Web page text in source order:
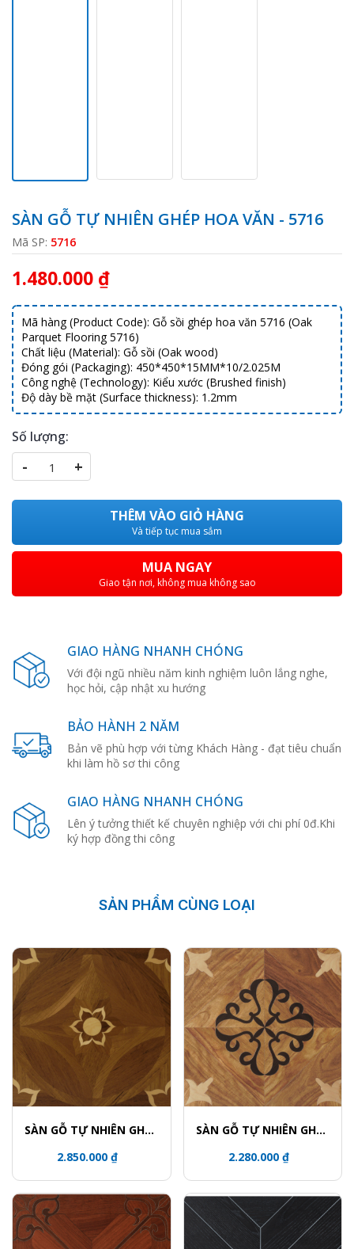
SÀN GỖ TỰ NHIÊN GHÉP HOA VĂN - 5716
Mã SP: 5716
1.480.000 ₫
Mã hàng (Product Code): Gỗ sồi ghép hoa văn 5716 (Oak
Parquet Flooring 5716)
Chất liệu (Material): Gỗ sồi (Oak wood)
Đóng gói (Packaging): 450*450*15MM*10/2.025M
Công nghệ (Technology): Kiểu xước (Brushed finish)
Độ dày bề mặt (Surface thickness): 1.2mm
Số lượng:
- +
THÊM VÀO GIỎ HÀNG
Và tiếp tục mua sắm
MUA NGAY
Giao tận nơi, không mua không sao
GIAO HÀNG NHANH CHÓNG
Với đội ngũ nhiều năm kinh nghiệm luôn lắng nghe,
học hỏi, cập nhật xu hướng
BẢO HÀNH 2 NĂM
Bản vẽ phù hợp với từng Khách Hàng - đạt tiêu chuẩn
khi làm hồ sơ thi công
GIAO HÀNG NHANH CHÓNG
Lên ý tưởng thiết kế chuyên nghiệp với chi phí 0đ.Khi
ký hợp đồng thi công
SẢN PHẨM CÙNG LOẠI
SÀN GỖ TỰ NHIÊN GHÉP
2.850.000 ₫
SÀN GỖ TỰ NHIÊN GHÉP
2.280.000 ₫